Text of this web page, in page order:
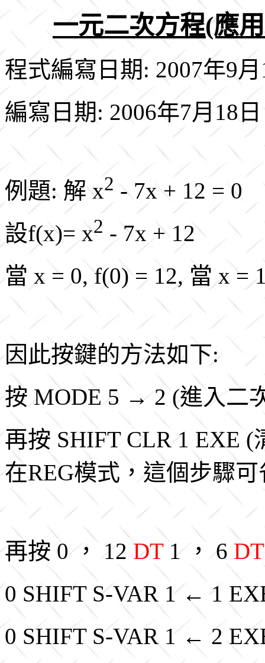
一元二次方程(應
程式編寫日期: 2007年9
編寫日期: 2006年7月18日
例題: 解 x2 - 7x + 12 = 0
設f(x)= x2 - 7x + 12
當 x = 0, f(0) = 12, 當 x =
因此按鍵的方法如下:
按 MODE 5 → 2 (進入二
再按 SHIFT CLR 1 EXE
在REG模式，這個步驟
再按 0 ， 12 DT1 ， 6 DT
0 SHIFT S-VAR 1 ← 1
0 SHIFT S-VAR 1 ← 2